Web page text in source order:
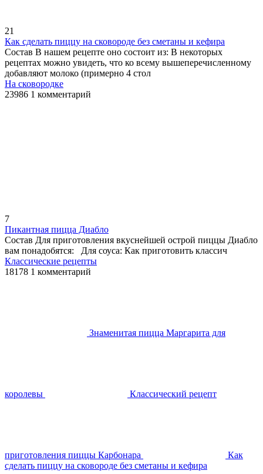
21
Как сделать пиццу на сковороде без сметаны и кефира
Состав В нашем рецепте оно состоит из: В некоторых
рецептах можно увидеть, что ко всему вышеперечисленному
добавляют молоко (примерно 4 стол
На сковородке
23986 1 комментарий
7
Пикантная пицца Диабло
Состав Для приготовления вкуснейшей острой пиццы Диабло
вам понадобятся: Для соуса: Как приготовить классич
Классические рецепты
18178 1 комментарий
Знаменитая пицца Маргарита для
королевы Классический рецепт
приготовления пиццы Карбонара
Как
сделать пиццу на сковороде без сметаны и кефира